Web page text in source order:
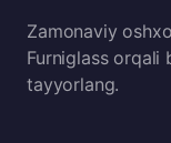
Zamonaviy
Furniglass orqali
tayyorlang.